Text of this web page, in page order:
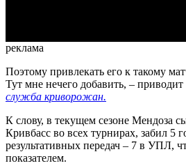
реклама
Поэтому привлекать его к такому
Тут мне нечего добавить, – приводит
служба криворожан.
К слову, в текущем сезоне Мендоза
Кривбасс во всех турнирах, забил 5
результативных передач – 7 в УПЛ,
показателем.